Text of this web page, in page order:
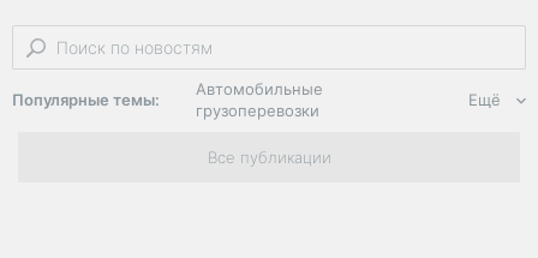
Популярные темы:
Автомобильные
грузоперевозки
Региональная
логистика
Ещё
Все публикации